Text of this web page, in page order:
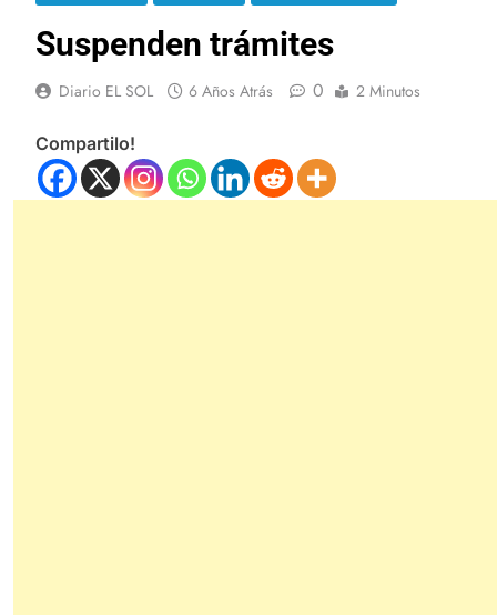
Suspenden trámites
Diario EL SOL 6 Años Atrás 0 2 Minutos
Compartilo!